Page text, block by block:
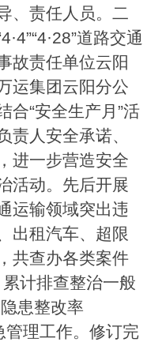
、责任人员。二
道路交通
故责任单位云阳
运集团云阳分公
合“安全生产月”活
责人安全承诺、
进一步营造安全
活动。先后开展
运输领域突出违
出租汽车、超限
共查办各类案件
计排查整治一般
患整改率
管理工作。修订完